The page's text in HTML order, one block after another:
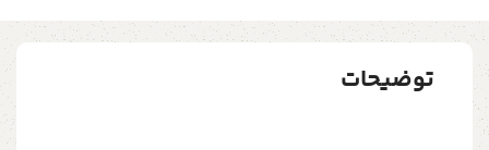
توضیحات